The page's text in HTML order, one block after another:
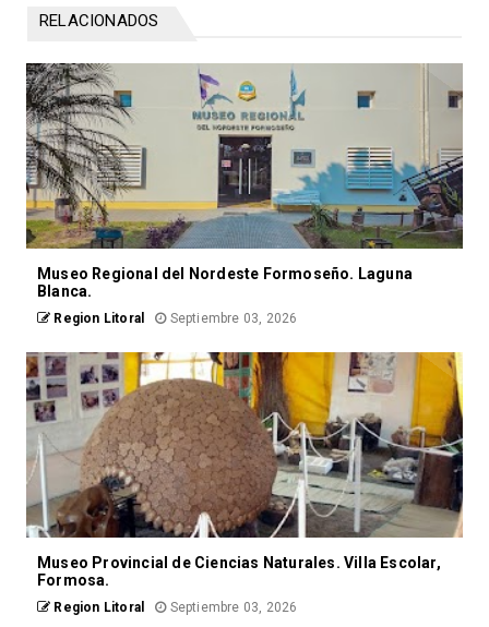
RELACIONADOS
Museo Regional del Nordeste Formoseño. Laguna
Blanca.
Region Litoral Septiembre 03, 2026
Museo Provincial de Ciencias Naturales. Villa Escolar,
Formosa.
Region Litoral Septiembre 03, 2026